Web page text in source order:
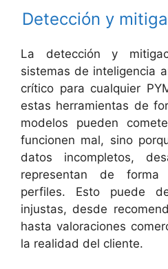
Detección y
La detección y
sistemas de inteligencia
crítico para cualquier
estas herramientas de
modelos pueden
funcionen mal, sino
datos incompletos,
representan de
perfiles. Esto puede
injustas, desde
hasta valoraciones
la realidad del cliente.